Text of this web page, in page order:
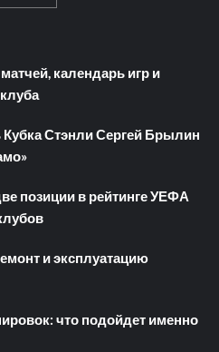
календарь игр и
Стэнли Сергей Брылин
позиции в рейтинге УЕФА
и эксплуатацию
что подойдет именно